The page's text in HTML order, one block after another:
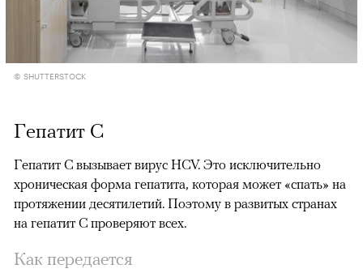
© SHUTTERSTOCK
Гепатит C
Гепатит C вызывает вирус HCV. Это исключительно
хроническая форма гепатита, которая может «спать» на
протяжении десятилетий. Поэтому в развитых странах
на гепатит C проверяют всех.
Как передается